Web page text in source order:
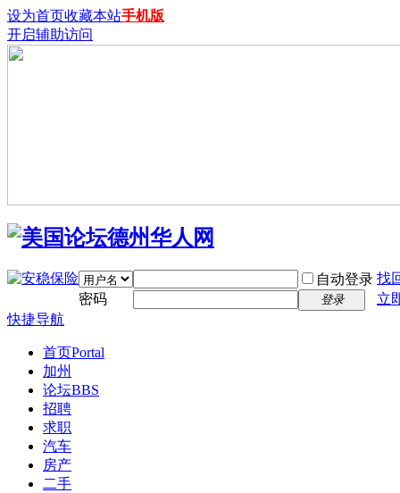
设为首页收藏本站手机版
开启辅助访问
自动登录 找
密码
登录
立
快捷导航
首页Portal
加州
论坛BBS
招聘
求职
汽车
房产
二手